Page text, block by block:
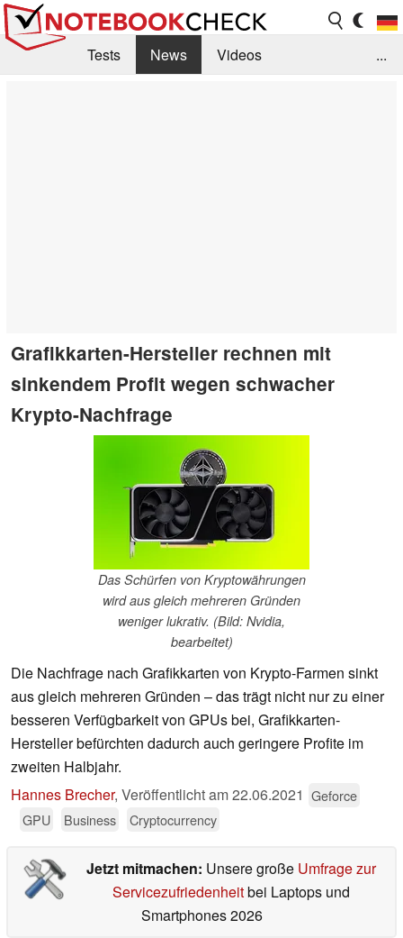
Tests News
Videos
...
Grafikkarten-Hersteller rechnen mit
sinkendem Profit wegen schwacher
Krypto-Nachfrage
Das Schürfen von Kryptowährungen
wird aus gleich mehreren Gründen
weniger lukrativ. (Bild: Nvidia,
bearbeitet)
Die Nachfrage nach Grafikkarten von Krypto-Farmen sinkt
aus gleich mehreren Gründen – das trägt nicht nur zu einer
besseren Verfügbarkeit von GPUs bei, Grafikkarten-
Hersteller befürchten dadurch auch geringere Profite im
zweiten Halbjahr.
Hannes Brecher, Veröffentlicht am22.06.2021 Geforce
GPU
Business Cryptocurrency
Jetzt mitmachen: Unsere große Umfrage zur
Servicezufriedenheitbei Laptops und
Smartphones 2026